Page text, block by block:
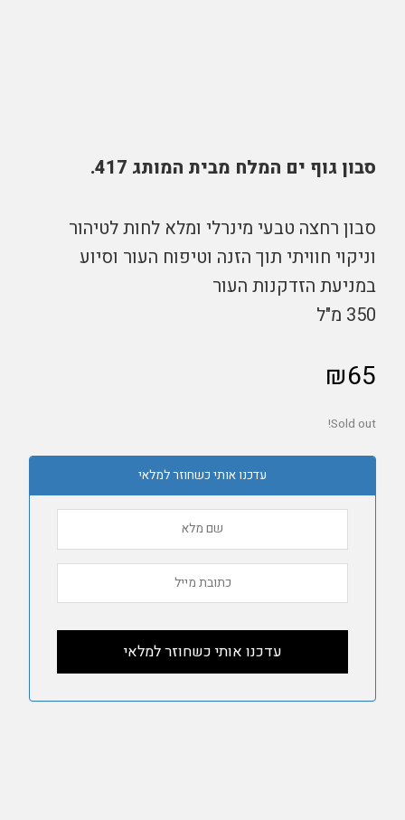
סבון גוף ים המלח מבית המותג 417.
סבון רחצה טבעי מינרלי ומלא לחות לטיהור
וניקוי חוויתי תוך הזנה וטיפוח העור וסיוע
במניעת הזדקנות העור
350 מ"ל
₪65
Sold out!
עדכנו אותי כשחוזר למלאי